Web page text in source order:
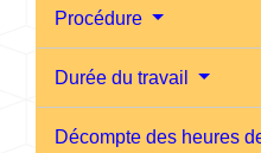
Procédure
Durée du travail
Décompte des heures